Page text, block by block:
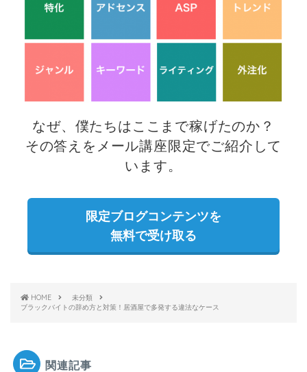
なぜ、僕たちはここまで稼げたのか？
その答えをメール講座限定でご紹介して
います。
限定ブログコンテンツを
無料で受け取る
HOME
未分類
ブラックバイトの辞め方と対策！居酒屋で多発する違法なケース
関連記事